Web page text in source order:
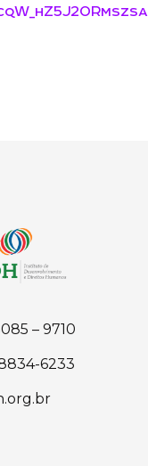
– 9710
6233